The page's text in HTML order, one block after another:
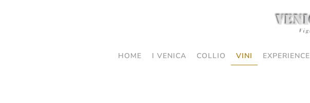
HOME I VENICA COLLIO VINI EXPERIENCE